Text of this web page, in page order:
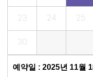
23 24 25
30
예약일 : 2025년 11월